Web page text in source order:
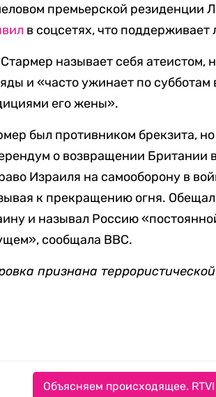
премьерской резиденции
в соцсетях, что поддерживает
называет себя атеистом,
и «часто ужинает по
его жены».
был противником брекзита,
о возвращении Британии
Израиля на самооборону в
к прекращению огня.
и называл Россию
сообщала BBC.
признана
Объясняем происходящее.